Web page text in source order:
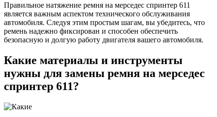
Правильное натяжение ремня на мерседес спринтер 611
является важным аспектом технического обслуживания
автомобиля. Следуя этим простым шагам, вы убедитесь, что
ремень надежно фиксирован и способен обеспечить
безопасную и долгую работу двигателя вашего автомобиля.
Какие материалы и инструменты
нужны для замены ремня на мерседес
спринтер 611?